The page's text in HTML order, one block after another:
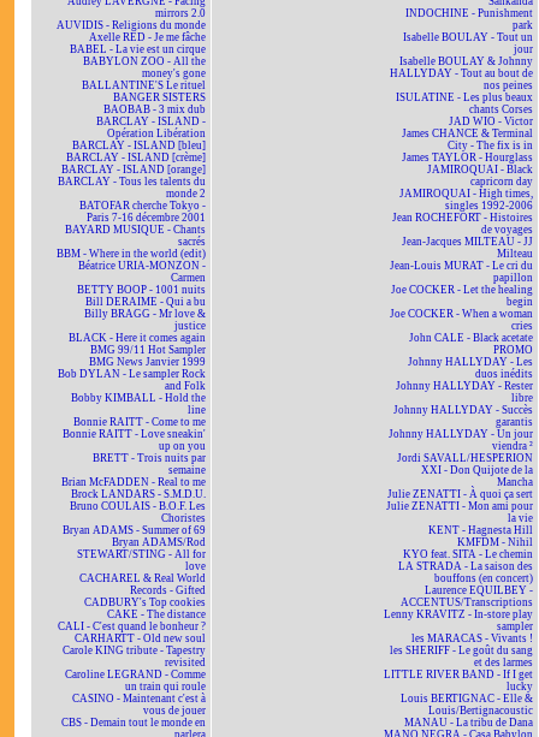
mirrors 2.0
AUVIDIS - Religions du monde
Axelle RED - Je me fâche
BABEL - La vie est un cirque
BABYLON ZOO - All the
money's gone
BALLANTINE'S Le rituel
BANGER SISTERS
BAOBAB - 3 mix dub
BARCLAY - ISLAND -
Opération Libération
BARCLAY - ISLAND [bleu]
BARCLAY - ISLAND [crème]
BARCLAY - ISLAND [orange]
BARCLAY - Tous les talents du
monde 2
BATOFAR cherche Tokyo -
Paris 7-16 décembre 2001
BAYARD MUSIQUE - Chants
sacrés
BBM - Where in the world (edit)
Béatrice URIA-MONZON -
Carmen
BETTY BOOP - 1001 nuits
Bill DERAIME - Qui a bu
Billy BRAGG - Mr love &
justice
BLACK - Here it comes again
BMG 99/11 Hot Sampler
BMG News Janvier 1999
Bob DYLAN - Le sampler Rock
and Folk
Bobby KIMBALL - Hold the
line
Bonnie RAITT - Come to me
Bonnie RAITT - Love sneakin'
up on you
BRETT - Trois nuits par
semaine
Brian McFADDEN - Real to me
Brock LANDARS - S.M.D.U.
Bruno COULAIS - B.O.F. Les
Choristes
Bryan ADAMS - Summer of 69
Bryan ADAMS/Rod
STEWART/STING - All for
love
CACHAREL & Real World
Records - Gifted
CADBURY's Top cookies
CAKE - The distance
CALI - C'est quand le bonheur ?
CARHARTT - Old new soul
Carole KING tribute - Tapestry
revisited
Caroline LEGRAND - Comme
un train qui roule
CASINO - Maintenant c'est à
vous de jouer
CBS - Demain tout le monde en
parlera
INDOCHINE - Punishment
park
Isabelle BOULAY - Tout un
jour
Isabelle BOULAY & Johnny
HALLYDAY - Tout au bout de
nos peines
ISULATINE - Les plus beaux
chants Corses
JAD WIO - Victor
James CHANCE & Terminal
City - The fix is in
James TAYLOR - Hourglass
JAMIROQUAI - Black
capricorn day
JAMIROQUAI - High times,
singles 1992-2006
Jean ROCHEFORT - Histoires
de voyages
Jean-Jacques MILTEAU - JJ
Milteau
Jean-Louis MURAT - Le cri du
papillon
Joe COCKER - Let the healing
begin
Joe COCKER - When a woman
cries
John CALE - Black acetate
PROMO
Johnny HALLYDAY - Les
duos inédits
Johnny HALLYDAY - Rester
libre
Johnny HALLYDAY - Succès
garantis
Johnny HALLYDAY - Un jour
viendra ²
Jordi SAVALL/HESPERION
XXI - Don Quijote de la
Mancha
Julie ZENATTI - À quoi ça sert
Julie ZENATTI - Mon ami pour
la vie
KENT - Hagnesta Hill
KMFDM - Nihil
KYO feat. SITA - Le chemin
LA STRADA - La saison des
bouffons (en concert)
Laurence EQUILBEY -
ACCENTUS/Transcriptions
Lenny KRAVITZ - In-store play
sampler
les MARACAS - Vivants !
les SHERIFF - Le goût du sang
et des larmes
LITTLE RIVER BAND - If I get
lucky
Louis BERTIGNAC - Elle &
Louis/Bertignacoustic
MANAU - La tribu de Dana
MANO NEGRA - Casa Babylon